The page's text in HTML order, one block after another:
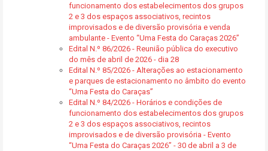
funcionamento dos estabelecimentos dos grupos
2 e 3 dos espaços associativos, recintos
improvisados e de diversão provisória e venda
ambulante - Evento “Uma Festa do Caraças 2026”
Edital N.º 86/2026 - Reunião pública do executivo
do mês de abril de 2026 - dia 28
Edital N.º 85/2026 - Alterações ao estacionamento
e parques de estacionamento no âmbito do evento
“Uma Festa do Caraças”
Edital N.º 84/2026 - Horários e condições de
funcionamento dos estabelecimentos dos grupos
2 e 3 dos espaços associativos, recintos
improvisados e de diversão provisória - Evento
“Uma Festa do Caraças 2026” - 30 de abril a 3 de